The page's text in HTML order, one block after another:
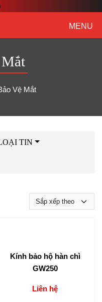
MENU
Vệ Mắt
TIN
Kính bảo hộ hàn chì
GW250
Liên hệ